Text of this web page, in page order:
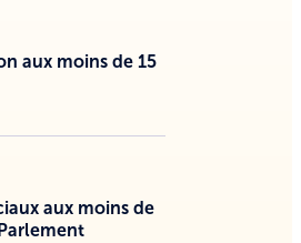
aux moins de 15
aux moins de